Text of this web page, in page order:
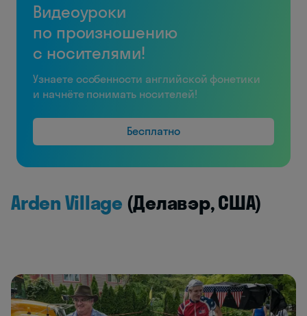
Видеоуроки
по произношению
с носителями!
Узнаете особенности английской фонетики
и начнёте понимать носителей!
Бесплатно
Arden Village (Делавэр, США)